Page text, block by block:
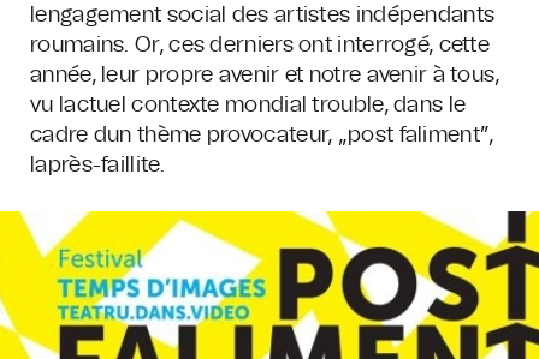
lengagement social des artistes indépendants
roumains. Or, ces derniers ont interrogé, cette
année, leur propre avenir et notre avenir à tous,
vu lactuel contexte mondial trouble, dans le
cadre dun thème provocateur, „post faliment”,
laprès-faillite.